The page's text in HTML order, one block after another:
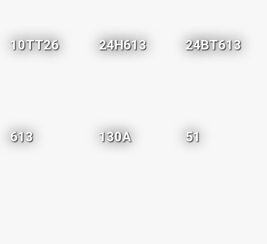
10TT26 24H613 24BT613
613 130A 51